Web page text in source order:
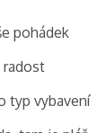
pohádek
radost
typ vybavení